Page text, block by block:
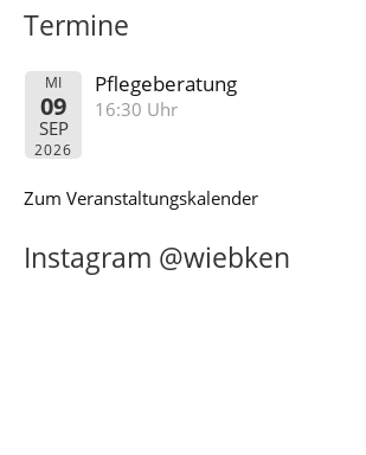
Termine
MI
09
SEP
2026
Pflegeberatung
16:30 Uhr
Zum Veranstaltungskalender
Instagram @wiebken